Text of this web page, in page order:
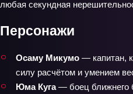
любая секундная
Персонажи
Осаму Микумо — капитан,
силу расчётом и умением
Юма Куга— боец ближнего